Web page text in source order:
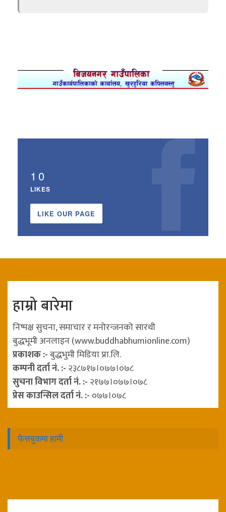
10
LIKES
LIKE OUR PAGE
हाम्रो बारेमा
निष्पक्ष सुचना, समाचार र मनोरन्जनको सारथी
बुद्धभूमी अनलाइन (www.buddhabhumionline.com)
प्रकाशक :-बुद्धभुमी मिडिया प्रा.लि.
कम्पनी दर्ता नं. :- २३८७१७।०७७।०७८
सुचना विभाग दर्ता नं. :- २१७७।०७७।०७८
प्रेस काउन्सिल दर्ता नं. :- ०७७।०७८
फेसबुकमा हामी